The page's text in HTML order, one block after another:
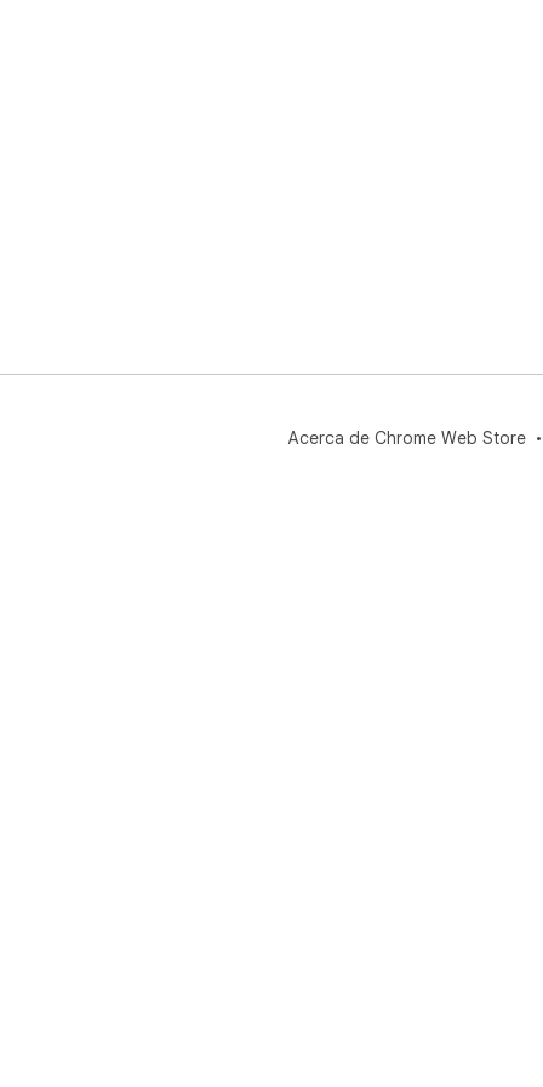
Acerca de Chrome Web Store